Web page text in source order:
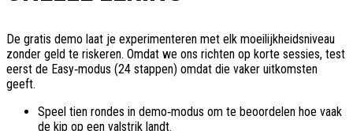
De gratis demo laat je experimenteren met elk moeilijkheidsniveau
zonder geld te riskeren. Omdat we ons richten op korte sessies, test
eerst de Easy‑modus (24 stappen) omdat die vaker uitkomsten
geeft.
Speel tien rondes in demo‑modus om te beoordelen hoe vaak
de kip op een valstrik landt.